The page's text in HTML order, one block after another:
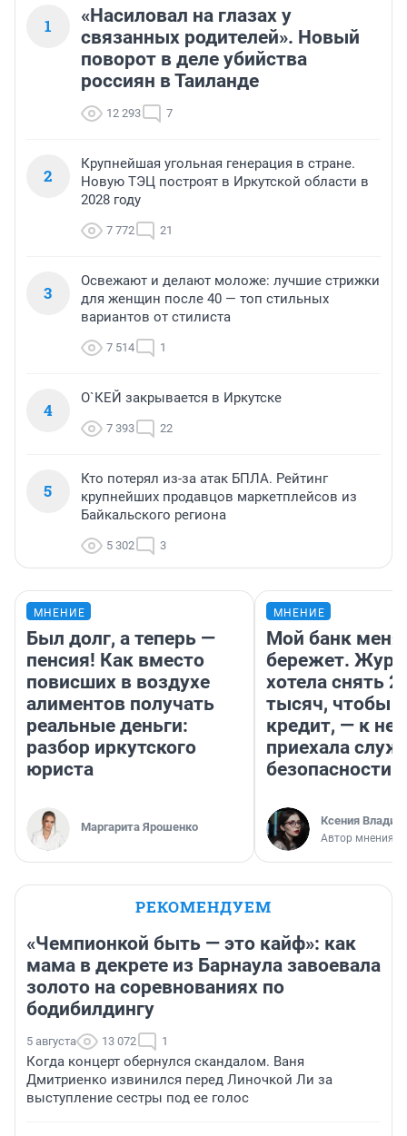
1
«Насиловал на глазах у
связанных родителей». Новый
поворот в деле убийства
россиян в Таиланде
12 293 7
2
Крупнейшая угольная генерация в стране.
Новую ТЭЦ построят в Иркутской области в
2028 году
7 772 21
3
Освежают и делают моложе: лучшие стрижки
для женщин после 40 — топ стильных
вариантов от стилиста
7 514 1
4
О`КЕЙ закрывается в Иркутске
7 393 22
5
Кто потерял из-за атак БПЛА. Рейтинг
крупнейших продавцов маркетплейсов из
Байкальского региона
5 302 3
МНЕНИЕ
Был долг, а теперь —
пенсия! Как вместо
повисших в воздухе
алиментов получать
реальные деньги:
разбор иркутского
юриста
Маргарита Ярошенко
МНЕНИЕ
Мой банк меня
бережет.
хотела снять
тысяч, чтобы
кредит, — к
приехала
безопасности
Ксения
Автор мнения
РЕКОМЕНДУЕМ
«Чемпионкой быть — это кайф»: как
мама в декрете из Барнаула завоевала
золото на соревнованиях по
бодибилдингу
5 августа 13 072 1
Когда концерт обернулся скандалом. Ваня
Дмитриенко извинился перед Линочкой Ли за
выступление сестры под ее голос